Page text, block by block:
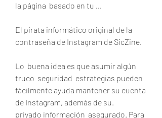
la página  basado en tu ...
El pirata informático original de la
contraseña de Instagram de SicZine.
Lo  buena idea es que asumir algún
truco  seguridad  estrategias pueden
fácilmente ayuda mantener su cuenta
de Instagram, además de su.
privado información  asegurado. Para